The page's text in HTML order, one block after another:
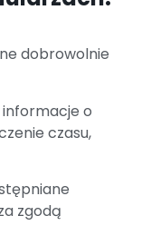
dobrowolnie
informacje o
czasu,
zgodą